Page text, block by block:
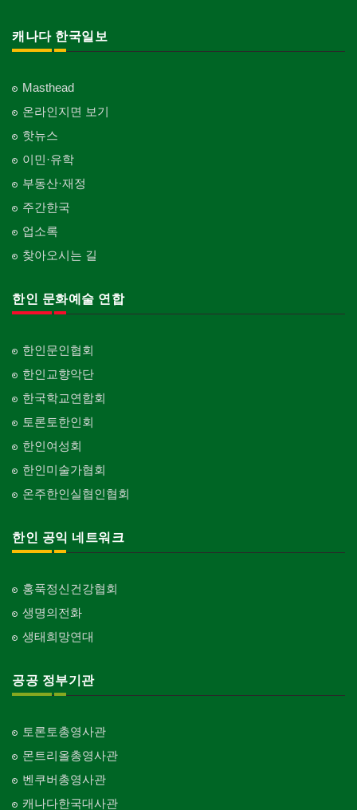
캐나다 한국일보
Masthead
온라인지면 보기
핫뉴스
이민·유학
부동산·재정
주간한국
업소록
찾아오시는 길
한인 문화예술 연합
한인문인협회
한인교향악단
한국학교연합회
토론토한인회
한인여성회
한인미술가협회
온주한인실협인협회
한인 공익 네트워크
홍푹정신건강협회
생명의전화
생태희망연대
공공 정부기관
토론토총영사관
몬트리올총영사관
벤쿠버총영사관
캐나다한국대사관